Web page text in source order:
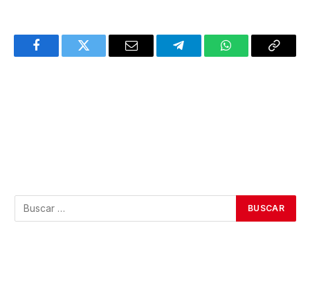
FacebookTwitter Email TelegramWhatsAppCopy